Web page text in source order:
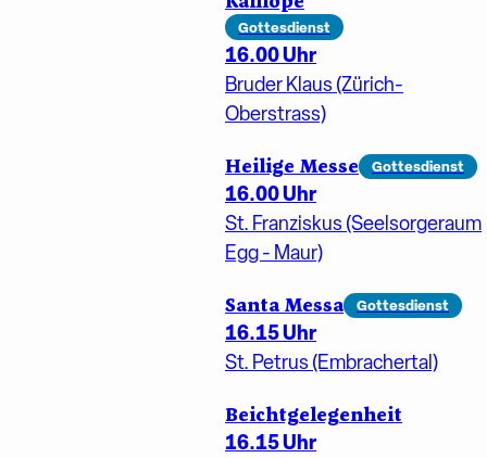
Gottesdienst
16.00 Uhr
Bruder Klaus (Zürich-
Oberstrass)
Heilige Messe Gottesdienst
16.00 Uhr
St. Franziskus (Seelsorgeraum
Egg - Maur)
Santa Messa Gottesdienst
16.15 Uhr
St. Petrus (Embrachertal)
Beichtgelegenheit
16.15 Uhr